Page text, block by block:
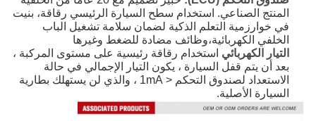
المنتج الصناعي. استخدام سطح السيارة الرئيسي رقاقة، بنيت
في خوارزمية التعلم الذكية لضمان سلامة تشغيل الباب
الخلفي الكهربائية،وظائف مضادة للضغط وغيرها
التيار الكهربائي استخدام رقاقة رئيسية على مستوى المركبة ،
بعد أن يتم قفل السيارة ، يكون التيار الإجمالي في حالة
الاستعداد لصندوق التحكم < 1mA ، والذي لن يستهلك بطارية
السيارة الأصلية.